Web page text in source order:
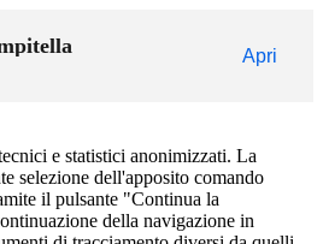
Apri
e statistici anonimizzati. La
selezione dell'apposito comando
il pulsante "Continua la
della navigazione in